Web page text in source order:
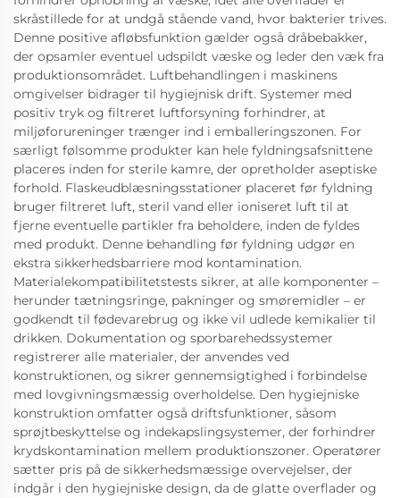
skråstillede for at undgå stående vand, hvor bakterier trives.
Denne positive afløbsfunktion gælder også dråbebakker,
der opsamler eventuel udspildt væske og leder den væk fra
produktionsområdet. Luftbehandlingen i maskinens
omgivelser bidrager til hygiejnisk drift. Systemer med
positiv tryk og filtreret luftforsyning forhindrer, at
miljøforureninger trænger ind i emballeringszonen. For
særligt følsomme produkter kan hele fyldningsafsnittene
placeres inden for sterile kamre, der opretholder aseptiske
forhold. Flaskeudblæsningsstationer placeret før fyldning
bruger filtreret luft, steril vand eller ioniseret luft til at
fjerne eventuelle partikler fra beholdere, inden de fyldes
med produkt. Denne behandling før fyldning udgør en
ekstra sikkerhedsbarriere mod kontamination.
Materialekompatibilitetstests sikrer, at alle komponenter –
herunder tætningsringe, pakninger og smøremidler – er
godkendt til fødevarebrug og ikke vil udlede kemikalier til
drikken. Dokumentation og sporbarehedssystemer
registrerer alle materialer, der anvendes ved
konstruktionen, og sikrer gennemsigtighed i forbindelse
med lovgivningsmæssig overholdelse. Den hygiejniske
konstruktion omfatter også driftsfunktioner, såsom
sprøjtbeskyttelse og indekapslingsystemer, der forhindrer
krydskontamination mellem produktionszoner. Operatører
sætter pris på de sikkerhedsmæssige overvejelser, der
indgår i den hygiejniske design, da de glatte overflader og